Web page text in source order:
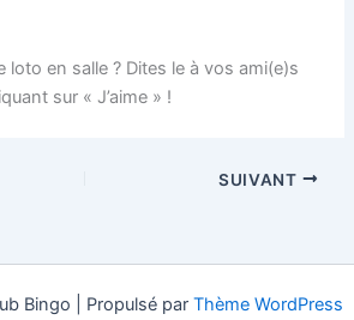
loto en salle ? Dites le à vos ami(e)s
sur « J’aime » !
SUIVANT
Bingo | Propulsé par Thème WordPress